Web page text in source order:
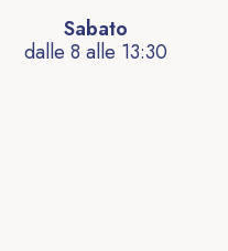
Sabato
dalle 8 alle 13:30